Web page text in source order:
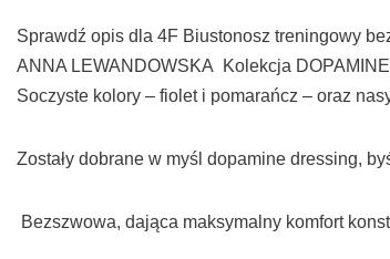
Sprawdź opis dla 4F Biustonosz treningowy
ANNA LEWANDOWSKA Kolekcja
Soczyste kolory – fiolet i pomarańcz – oraz
Zostały dobrane w myśl dopamine dressing,
Bezszwowa, dająca maksymalny komfort